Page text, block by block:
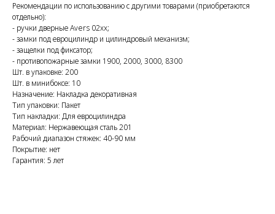
Рекомендации по использованию с другими товарами (приобретаются
отдельно):
- ручки дверные Avers 02xx;
- замки под евроцилиндр и цилиндровый механизм;
- защелки под фиксатор;
- противопожарные замки 1900, 2000, 3000, 8300
Шт. в упаковке: 200
Шт. в минибоксе: 10
Назначение: Накладка декоративная
Тип упаковки: Пакет
Тип накладки: Для евроцилиндра
Материал: Нержавеющая сталь 201
Рабочий диапазон стяжек: 40-90 мм
Покрытие: нет
Гарантия: 5 лет